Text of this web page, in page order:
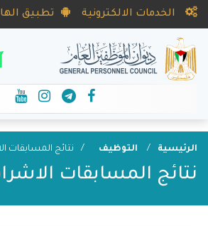
الخدمات الالكترونية تطبيق
الرئيسية التوظيف نتائج المسابقات
نتائج المسابقات